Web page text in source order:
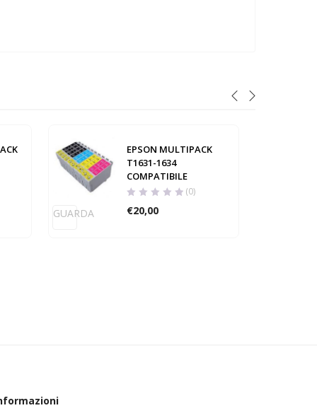
GUARDA
EPSON MULTIPACK
T1631-1634
COMPATIBILE
(0)
€20,00